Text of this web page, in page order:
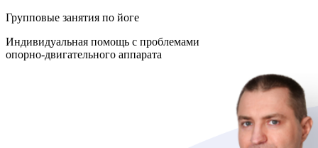
Групповые занятия по йоге
Индивидуальная помощь с проблемами
опорно-двигательного аппарата